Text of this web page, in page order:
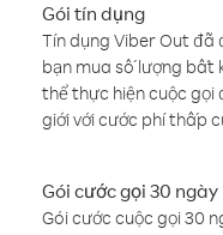
Gói tín dụng
Tín dụng Viber Out đã
bạn mua số lượng bất
thể thực hiện cuộc gọi
giới với cước phí thấp
Gói cước gọi 30 ngày
Gói cước cuộc gọi 30